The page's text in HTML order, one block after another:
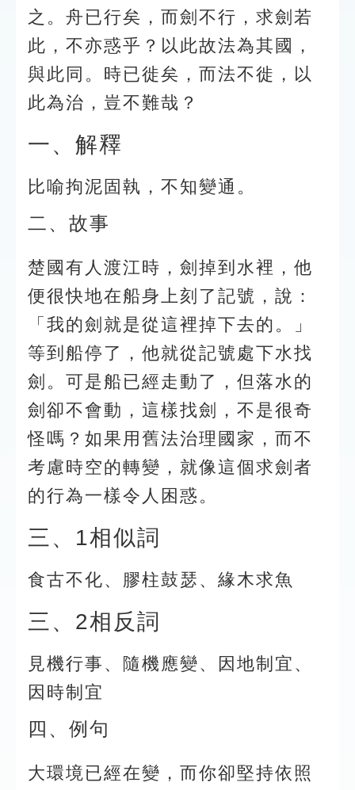
之。舟已行矣，而劍不行，求劍若
此，不亦惑乎？以此故法為其國，
與此同。時已徙矣，而法不徙，以
此為治，豈不難哉？
一、解釋
比喻拘泥固執，不知變通。
二、故事
楚國有人渡江時，劍掉到水裡，他
便很快地在船身上刻了記號，說：
「我的劍就是從這裡掉下去的。」
等到船停了，他就從記號處下水找
劍。可是船已經走動了，但落水的
劍卻不會動，這樣找劍，不是很奇
怪嗎？如果用舊法治理國家，而不
考慮時空的轉變，就像這個求劍者
的行為一樣令人困惑。
三、1相似詞
食古不化、膠柱鼓瑟、緣木求魚
三、2相反詞
見機行事、隨機應變、因地制宜、
因時制宜
四、例句
大環境已經在變，而你卻堅持依照